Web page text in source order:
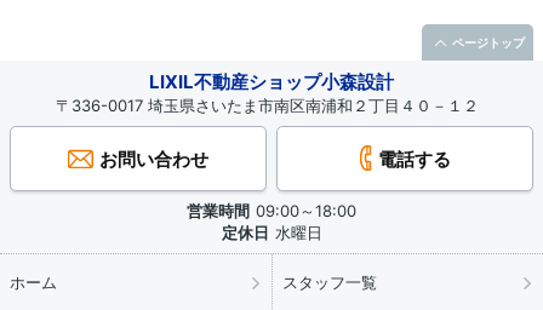
LIXIL不動産ショップ小森設計
〒336-0017 埼玉県さいたま市南区南浦和２丁目４０－１２
お問い合わせ 電話する
営業時間 09:00～18:00
定休日 水曜日
ホーム スタッフ一覧
ページトップ